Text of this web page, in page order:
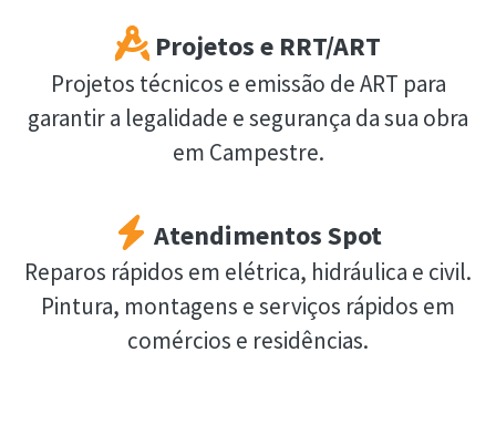
Projetos e RRT/ART
Projetos técnicos e emissão de ART para
garantir a legalidade e segurança da sua obra
em Campestre.
Atendimentos Spot
Reparos rápidos em elétrica, hidráulica e civil.
Pintura, montagens e serviços rápidos em
comércios e residências.